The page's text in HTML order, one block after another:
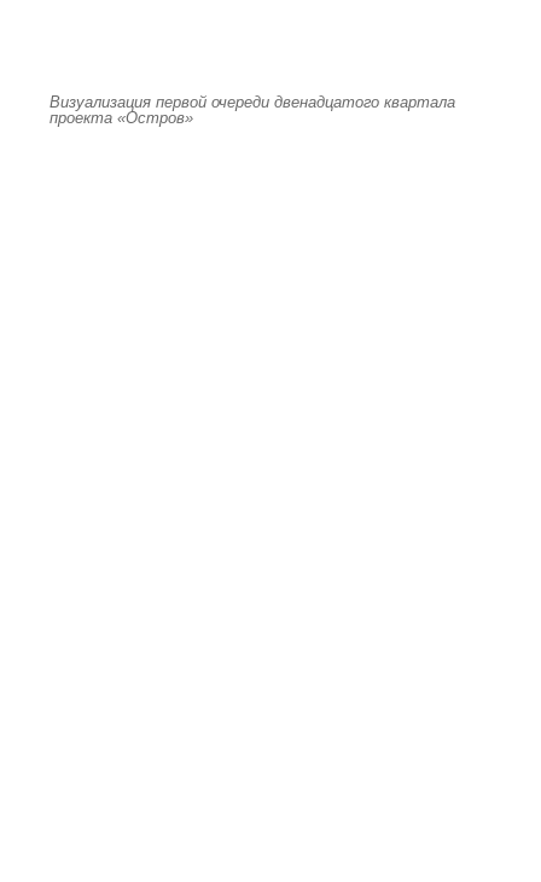
Визуализация первой очереди двенадцатого квартала
проекта «Остров»